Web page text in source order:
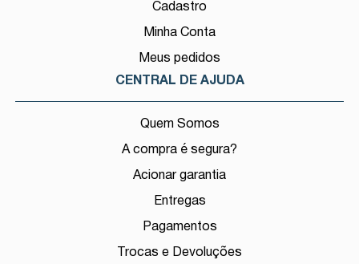
Cadastro
Minha Conta
Meus pedidos
CENTRAL DE AJUDA
Quem Somos
A compra é segura?
Acionar garantia
Entregas
Pagamentos
Trocas e Devoluções